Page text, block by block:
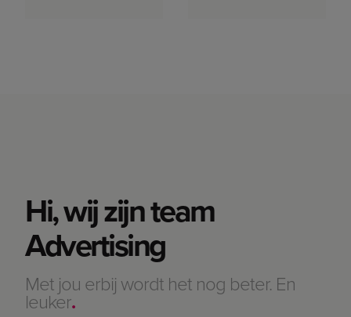
Hi, wij zijn team
Advertising
Met jou erbij wordt het nog beter. En
leuker.